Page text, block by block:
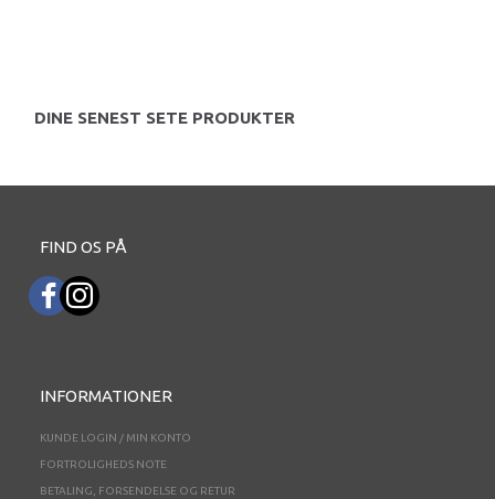
DINE SENEST SETE PRODUKTER
FIND OS PÅ
INFORMATIONER
KUNDE LOGIN / MIN KONTO
FORTROLIGHEDS NOTE
BETALING, FORSENDELSE OG RETUR